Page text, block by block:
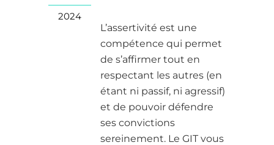
2024
L’assertivité est une
compétence qui permet
de s’affirmer tout en
respectant les autres (en
étant ni passif, ni agressif)
et de pouvoir défendre
ses convictions
sereinement. Le GIT vous